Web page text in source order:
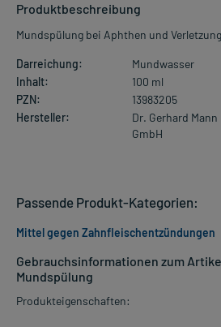
Produktbeschreibung
Mundspülung bei Aphthen und
Darreichung:
Mundwasser
Inhalt:
100 ml
PZN:
13983205
Hersteller:
Dr. Gerhard
GmbH
Gebrauchsinformationen zum
Mundspülung
Produkteigenschaften:
Passende Produkt-Kategorien:
Mittel gegen Zahnfleischentzündungen